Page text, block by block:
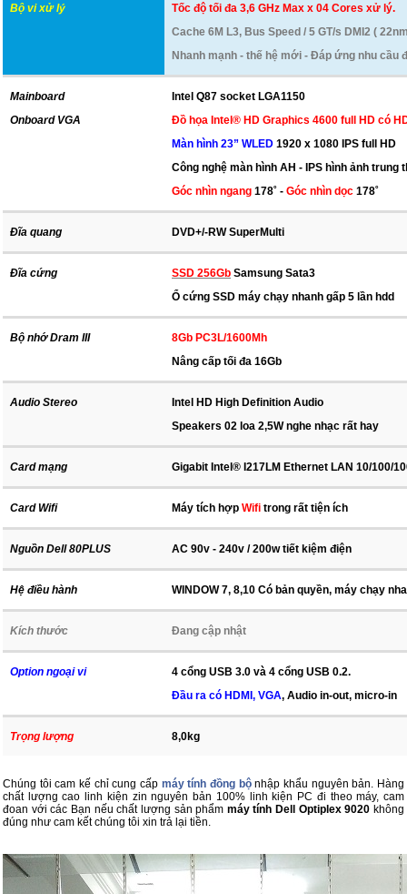
Bộ vi xử lý
Tốc độ tối đa 3,6 GHz Max x 04 Cores xử lý.
Cache 6M L3, Bus Speed / 5 GT/s DMI2 (
Nhanh mạnh - thế hệ mới - Đáp ứng nhu cầu
Mainboard
Onboard VGA
Intel Q87 socket LGA1150
Đồ họa Intel® HD Graphics 4600 full HD có
Màn hình 23” WLED 1920 x 1080 IPS full HD
Công nghệ màn hình AH - IPS hình ảnh
Góc nhìn ngang 178˚ - Góc nhìn dọc 178˚
Đĩa quang DVD+/-RW SuperMulti
Đĩa cứng SSD 256Gb Samsung Sata3
Ổ cứng SSD máy chạy nhanh gấp 5 lần hdd
Bộ nhớ Dram III
8Gb PC3L/1600Mh
Nâng cấp tối đa 16Gb
Audio Stereo
Intel HD High Definition Audio
Speakers 02 loa 2,5W nghe nhạc rất hay
Card mạng Gigabit Intel® I217LM Ethernet LAN 10/100/
Card Wifi Máy tích hợp Wifi trong rất tiện ích
Nguồn Dell 80PLUS AC 90v - 240v / 200w tiết kiệm điện
Hệ điều hành WINDOW 7, 8,10 Có bản quyền, máy chạy
Kích thước Đang cập nhật
Option ngoại vi
4 cổng USB 3.0 và 4 cổng USB 0.2.
Đầu ra có HDMI, VGA, Audio in-out, micro-in
Trọng lượng 8,0kg
Chúng tôi cam kế chỉ cung cấp máy tính đồng bộnhập khẩu nguyên bản. Hàng
chất lượng cao linh kiện zin nguyên bản 100% linh kiện PC đi theo máy, cam
đoan với các Bạn nếu chất lượng sản phẩm máy tính Dell Optiplex 9020 không
đúng như cam kết chúng tôi xin trả lại tiền.